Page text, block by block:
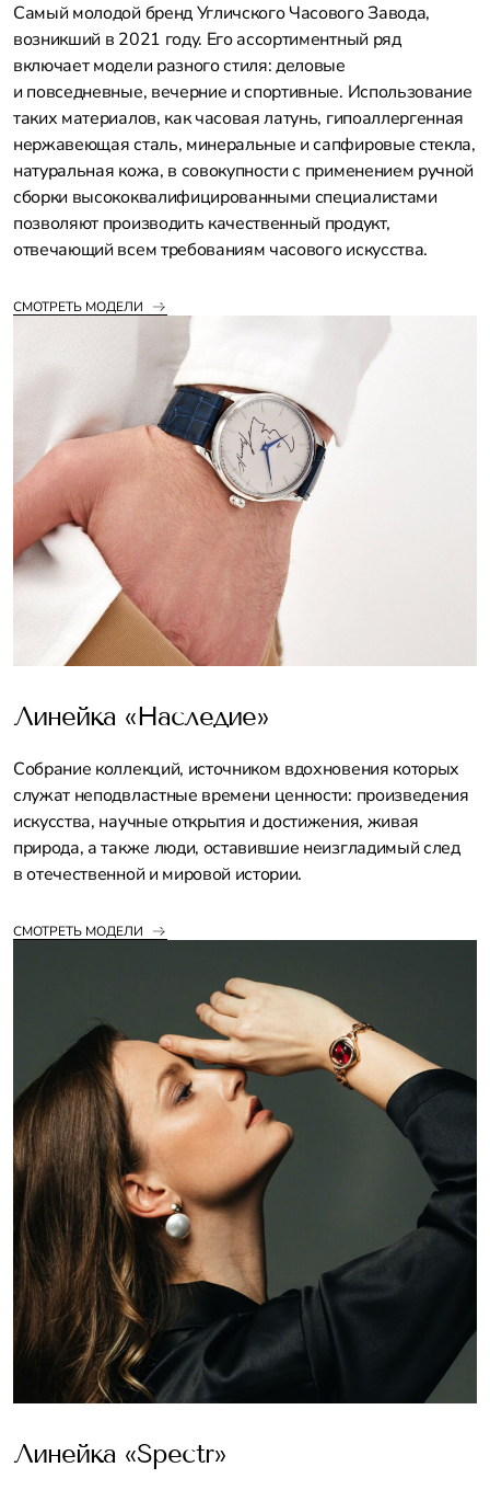
Самый молодой бренд Угличского Часового Завода,
возникший в 2021 году. Его ассортиментный ряд
включает модели разного стиля: деловые
и повседневные, вечерние и спортивные. Использование
таких материалов, как часовая латунь, гипоаллергенная
нержавеющая сталь, минеральные и сапфировые стекла,
натуральная кожа, в совокупности с применением ручной
сборки высококвалифицированными специалистами
позволяют производить качественный продукт,
отвечающий всем требованиям часового искусства.
СМОТРЕТЬ МОДЕЛИ
Линейка «Наследие»
Собрание коллекций, источником вдохновения которых
служат неподвластные времени ценности: произведения
искусства, научные открытия и достижения, живая
природа, а также люди, оставившие неизгладимый след
в отечественной и мировой истории.
СМОТРЕТЬ МОДЕЛИ
Линейка «Spectr»